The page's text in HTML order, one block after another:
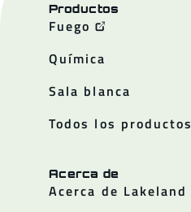
Productos
Fuego
Química
Sala blanca
Todos los productos
Acerca de
Acerca de Lakeland